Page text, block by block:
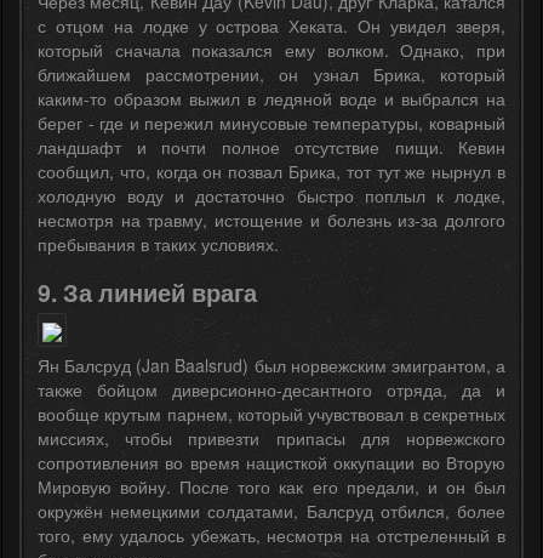
с отцом на лодке у острова Хеката. Он увидел зверя,
который сначала показался ему волком. Однако, при
ближайшем рассмотрении, он узнал Брика, который
каким-то образом выжил в ледяной воде и выбрался на
берег - где и пережил минусовые температуры, коварный
ландшафт и почти полное отсутствие пищи. Кевин
сообщил, что, когда он позвал Брика, тот тут же нырнул в
холодную воду и достаточно быстро поплыл к лодке,
несмотря на травму, истощение и болезнь из-за долгого
пребывания в таких условиях.
9. За линией врага
Ян Балсруд (Jan Baalsrud) был норвежским эмигрантом, а
также бойцом диверсионно-десантного отряда, да и
вообще крутым парнем, который учувствовал в секретных
миссиях, чтобы привезти припасы для норвежского
сопротивления во время нацисткой оккупации во Вторую
Мировую войну. После того как его предали, и он был
окружён немецкими солдатами, Балсруд отбился, более
того, ему удалось убежать, несмотря на отстреленный в